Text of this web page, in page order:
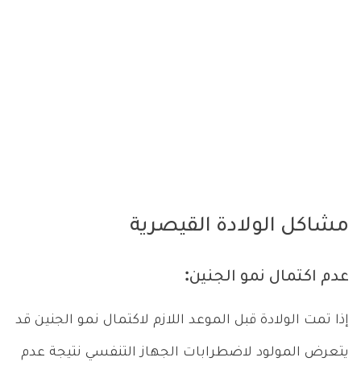
مشاكل الولادة القيصرية
عدم اكتمال نمو الجنين:
إذا تمت الولادة قبل الموعد اللازم لاكتمال نمو الجنين قد
يتعرض المولود لاضطرابات الجهاز التنفسي نتيجة عدم